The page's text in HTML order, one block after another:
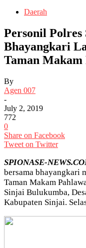
Daerah
Personil Polres
Bhayangkari
Taman Makam
By
Agen 007
-
July 2, 2019
772
0
Share on Facebook
Tweet on Twitter
SPIONASE-
bersama bhayangkari
Taman Makam
Sinjai Bulukumba,
Kabupaten Sinjai.